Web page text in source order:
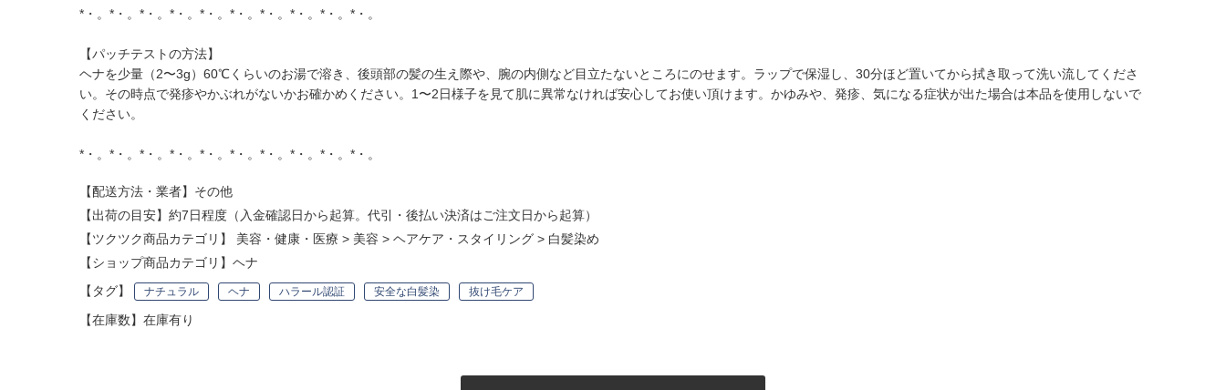
*・。*・。*・。*・。*・。*・。*・。*・。*・。*・。
【パッチテストの方法】
ヘナを少量（2〜3g）60℃くらいのお湯で溶き、後頭部の髪の生え際や、腕の内側など目立たないところにのせます。ラップで保湿し、30分ほど置いてから拭き取って洗い流してくださ
い。その時点で発疹やかぶれがないかお確かめください。1〜2日様子を見て肌に異常なければ安心してお使い頂けます。かゆみや、発疹、気になる症状が出た場合は本品を使用しないで
ください。
*・。*・。*・。*・。*・。*・。*・。*・。*・。*・。
【配送方法・業者】その他
【出荷の目安】約7日程度（入金確認日から起算。代引・後払い決済はご注文日から起算）
【ツクツク商品カテゴリ】 美容・健康・医療 > 美容 > ヘアケア・スタイリング > 白髪染め
【ショップ商品カテゴリ】 ヘナ
【タグ】
ナチュラル ヘナ ハラール認証 安全な白髪染 抜け毛ケア
【在庫数】在庫有り